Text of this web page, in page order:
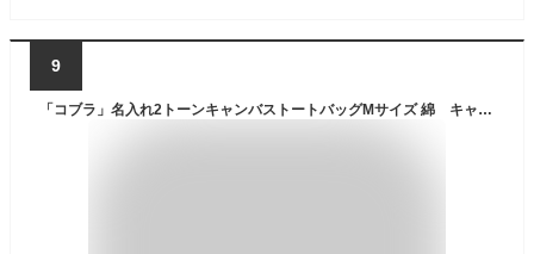
9
「コブラ」名入れ2トーンキャンバストートバッグMサイズ 綿 キャンバス地 名入れギフト ミニトート 通勤 通学 手提げカバン プチプラ 蛇 へび Cobra 爬虫類 トート 手提げ カバン バッグ